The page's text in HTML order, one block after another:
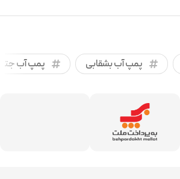
پمپ آب بشقابی پمپ آب